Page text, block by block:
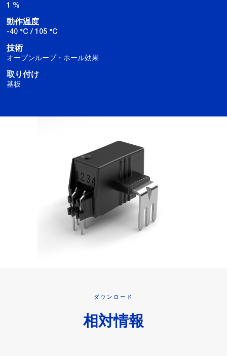
1 %
動作温度
-40 °C / 105 °C
技術
オープンループ・ホール効果
取り付け
基板
ダウンロード
相対情報